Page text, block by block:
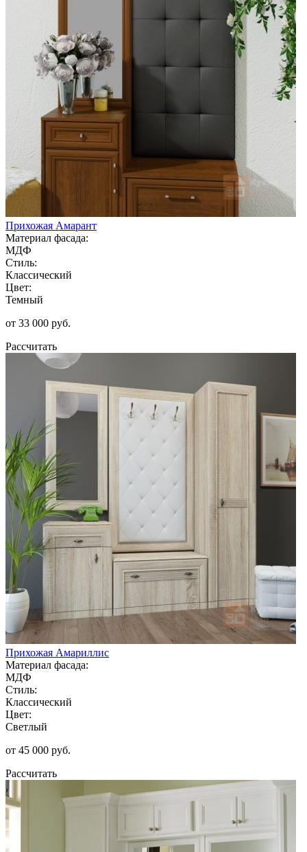
Прихожая Амарант
Материал фасада:
МДФ
Стиль:
Классический
Цвет:
Темный
от 33 000 руб.
Рассчитать
Прихожая Амариллис
Материал фасада:
МДФ
Стиль:
Классический
Цвет:
Светлый
от 45 000 руб.
Рассчитать